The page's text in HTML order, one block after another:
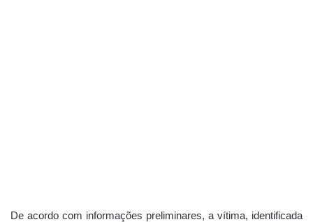
De acordo com informações preliminares, a vítima, identificada